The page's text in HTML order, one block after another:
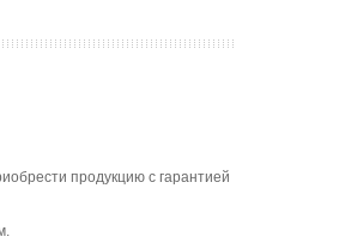
продукцию с гарантией